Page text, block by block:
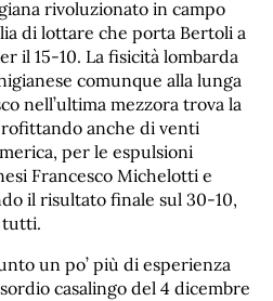
rivoluzionato in campo
di lottare che porta Bertoli a
il 15-10. La fisicità lombarda
comunque alla lunga
nell’ultima mezzora trova la
anche di venti
per le espulsioni
Francesco Michelotti e
il risultato finale sul 30-10,
tutti.
un po’ più di esperienza
casalingo del 4 dicembre